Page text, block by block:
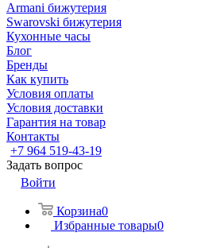
Armani бижутерия
Swarovski бижутерия
Кухонные часы
Блог
Бренды
Как купить
Условия оплаты
Условия доставки
Гарантия на товар
Контакты
+7 964 519-43-19
Задать вопрос
Войти
Корзина0
Избранные товары0